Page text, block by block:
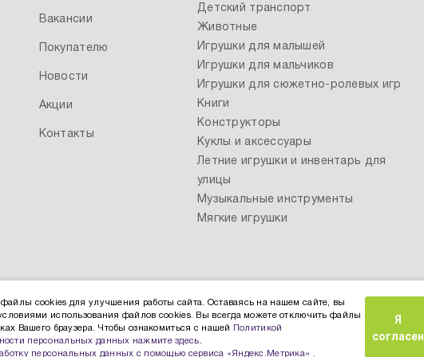
Вакансии
Покупателю
Новости
Акции
Контакты
Детский транспорт
Животные
Игрушки для малышей
Игрушки для мальчиков
Игрушки для сюжетно-ролевых игр
Книги
Конструкторы
Куклы и аксессуары
Летние игрушки и инвентарь для
улицы
Музыкальные инструменты
Мягкие игрушки
cookies для улучшения работы сайта. Оставаясь на нашем сайте, вы
использования файлов cookies. Вы всегда можете отключить файлы
Вашего браузера. Чтобы ознакомиться с нашей
Политикой
персональных данных нажмите здесь .
персональных данных с помощью сервиса «Яндекс.Метрика» .
Я
согласен